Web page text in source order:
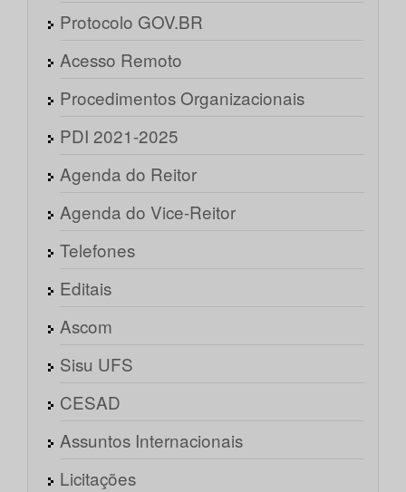
Protocolo GOV.BR
Acesso Remoto
Procedimentos Organizacionais
PDI 2021-2025
Agenda do Reitor
Agenda do Vice-Reitor
Telefones
Editais
Ascom
Sisu UFS
CESAD
Assuntos Internacionais
Licitações